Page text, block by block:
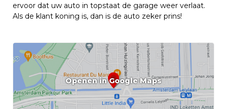
ervoor dat uw auto in topstaat de garage weer verlaat.
Als de klant koning is, dan is de auto zeker prins!
Openen in Google Maps